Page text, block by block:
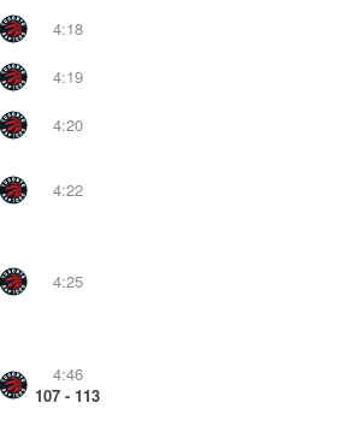
4:46
107 - 113
4:25
4:22
4:20
4:19
4:18